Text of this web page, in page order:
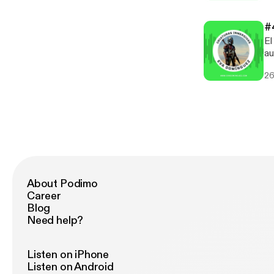
About Podimo
Career
Blog
Need help?
Listen on iPhone
Listen on Android